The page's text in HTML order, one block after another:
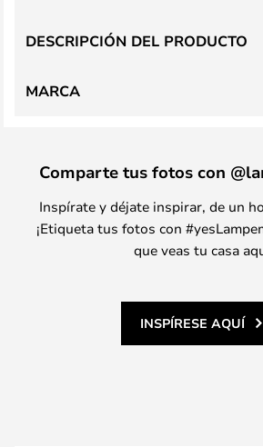
DESCRIPCIÓN DEL PRODUCTO
MARCA
Comparte tus fotos con
Inspírate y déjate inspirar, de un
¡Etiqueta tus fotos con
que veas tu casa
INSPÍRESE AQUÍ